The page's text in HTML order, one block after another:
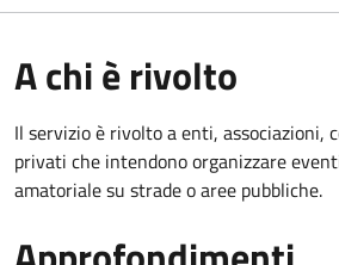
A chi è rivolto
Il servizio è rivolto a enti, associazioni,
privati che intendono organizzare
amatoriale su strade o aree pubbliche.